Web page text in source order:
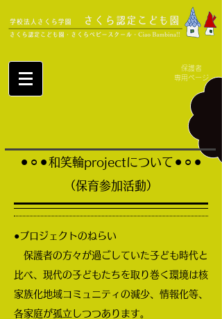
保護者
専用ページ
⚫︎⚪︎⚫︎和笑輪projectについて⚫︎⚪︎⚫︎
（保育参加活動）
●プロジェクトのねらい
保護者の方々が過ごしていた子ども時代と
比べ、現代の子どもたちを取り巻く環境は核
家族化地域コミュニティの減少、情報化等、
各家庭が孤立しつつあります。